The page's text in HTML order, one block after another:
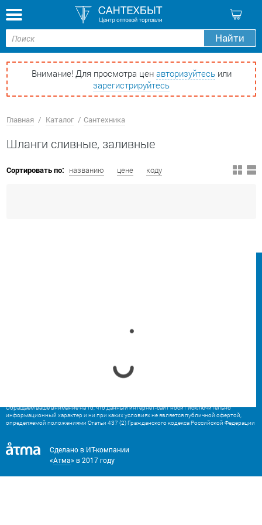
Найти
Внимание! Для просмотра цен авторизуйтесьили
зарегистрируйтесь
Главная Каталог Сантехника
Шланги сливные, заливные
Сортировать по: названию цене коду
Пользовательское соглашение
Обращаем ваше внимание на то, что данный интернет-сайт носит исключительно
информационный характер и ни при каких условиях не является публичной офертой,
определяемой положениями Статьи 437 (2) Гражданского кодекса Российской Федерации
Сделано в ИТ-компании
«Атма» в 2017 году